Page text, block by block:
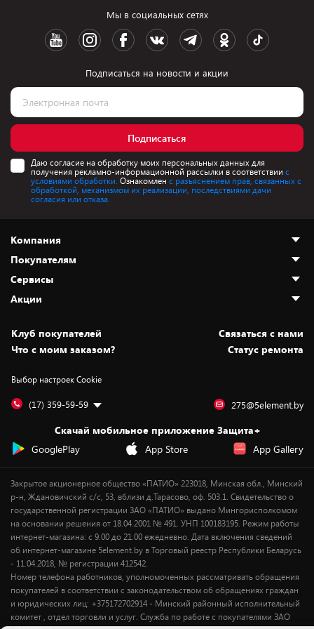
Мы в социальных сетях
Подписаться на новости и акции
Подписаться
Даю согласие на обработку моих персональных данных для
получения рекламно-информационной рассылки в соответствии с
условиями обработки. Ознакомлен с разъяснением прав, связанных с
обработкой, механизмом их реализации, последствиями дачи
согласия или отказа.
Компания
О нас
Адреса магазинов
Новости
Статьи и обзоры
Вакансии
Дай пять добру!
Покупателям
Как сделать заказ
Оплата и доставка
Безналичный расчёт
Обмен и возврат товара
Обработка персональных данных
Подарочные карты
Сервисы
Установка техники
Для игровых консолей
Для мобильных устройств
Для компьютеров
Сервисные центры
Акции
Скидки и промокоды
Белорусские товары
Бонусы
Оплата частями
Новинки
Клуб покупателей
Cвязаться с нами
Что с моим заказом?
Статус ремонта
Выбор настроек Cookie
(17) 359-59-59 275@5element.by
Скачай мобильное приложение Защита+
GooglePlay
App Store App Gallery
Закрытое акционерное общество «ПАТИО» 223018, Минская обл., Минский
р-н, Ждановичский с/с, 53, вблизи д.Тарасово, оф. 503.1. Свидетельство о
государственной регистрации ЗАО «ПАТИО» выдано Мингорисполкомом
на основании решения от 18.04.2001 № 491. УНП 100183195. Режим работы
интернет-магазина: с 9.00 до 21.00 ежедневно. Дата включения сведений
об интернет-магазине 5element.by в Торговый реестр Республики Беларусь
- 11.04.2018, № регистрации 412542.
Номер телефона работников, уполномоченных рассматривать обращения
покупателей в соответствии с законодательством об обращениях граждан
и юридических лиц: +375172702914 - Минский районный исполнительный
комитет , отдел торговли и услуг. Служба по работе с покупателями ЗАО